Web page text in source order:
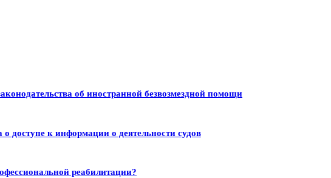
об иностранной безвозмездной помощи
к информации о деятельности судов
реабилитации?